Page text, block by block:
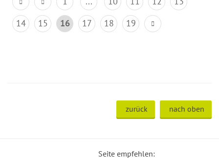
14
15 16 17 18 19
zurück nach oben
Seite empfehlen: